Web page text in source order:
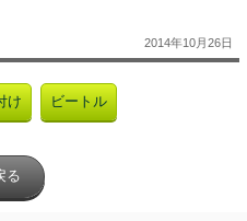
2014年10月26日
け ビートル
る